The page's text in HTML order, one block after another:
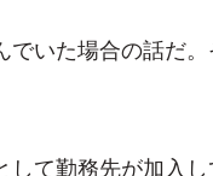
いた場合の話だ
して勤務先が加入